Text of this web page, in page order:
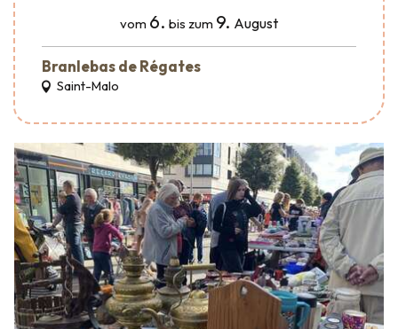
vom 6. bis zum 9. August
Branlebas de Régates
Saint-Malo